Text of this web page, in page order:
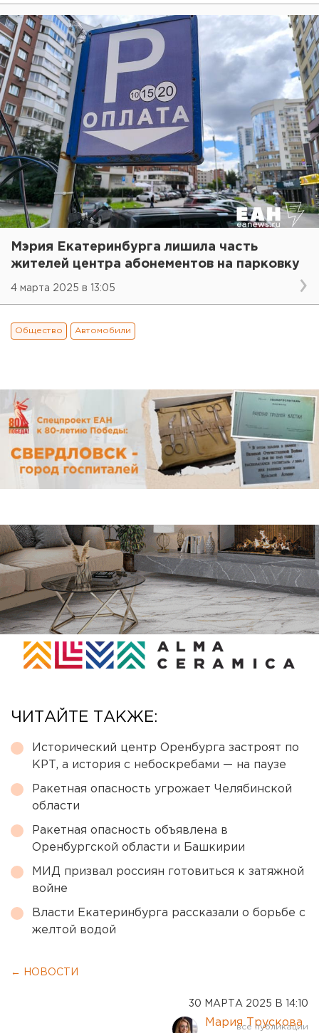
Мэрия Екатеринбурга лишила часть
жителей центра абонементов на парковку
4 марта 2025 в 13:05
Общество Автомобили
ЧИТАЙТЕ ТАКЖЕ:
Исторический центр Оренбурга застроят по
КРТ, а история с небоскребами — на паузе
Ракетная опасность угрожает Челябинской
области
Ракетная опасность объявлена в
Оренбургской области и Башкирии
МИД призвал россиян готовиться к затяжной
войне
Власти Екатеринбурга рассказали о борьбе с
желтой водой
← НОВОСТИ
30 МАРТА 2025 В 14:10
Мария Трускова